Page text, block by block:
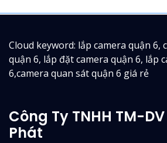
Cloud keyword: lắp camera quận 6,
quận 6, lắp đặt camera quận 6, lắp
6,camera quan sát quận 6 giá rẻ
Công Ty TNHH TM-
Phát